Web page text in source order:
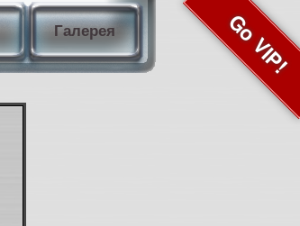
Галерея Go VIP!